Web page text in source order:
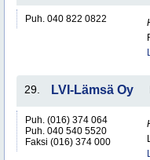
Puh. 040 822 0822
29. LVI-Lämsä Oy
Puh. (016) 374 064
Puh. 040 540 5520
Faksi (016) 374 000